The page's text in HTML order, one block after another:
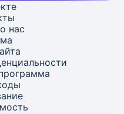
нас